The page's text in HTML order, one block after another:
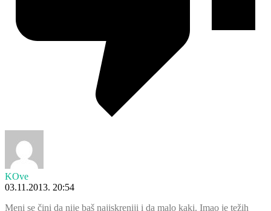
KOve
03.11.2013. 20:54
Meni se čini da nije baš najiskreniji i da malo kaki. Imao je težih